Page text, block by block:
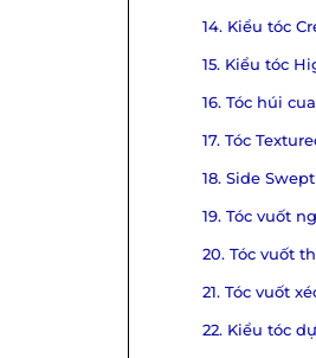
14. Kiểu tóc
15. Kiểu tóc
16. Tóc húi
17. Tóc
18. Side
19. Tóc vuốt
20. Tóc vuốt
21. Tóc vuốt
22. Kiểu tóc